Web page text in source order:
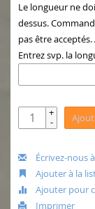
Le longueur ne
dessus.
pas être
Entrez svp. la
+
-
Écrivez-nous
Ajouter à la
Ajouter pour
Imprimer